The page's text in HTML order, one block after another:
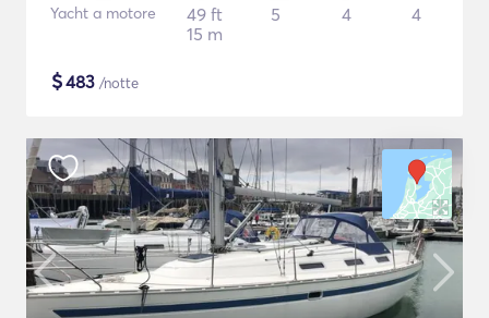
Yacht a motore
49 ft
15 m
5 4 4
$483 /notte